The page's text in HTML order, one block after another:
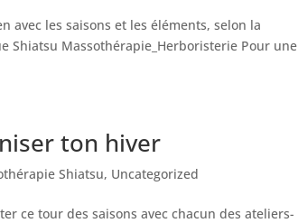
avec les saisons et les éléments, selon la
Shiatsu Massothérapie_Herboristerie Pour une
ton hiver
Shiatsu, Uncategorized
ce tour des saisons avec chacun des ateliers-